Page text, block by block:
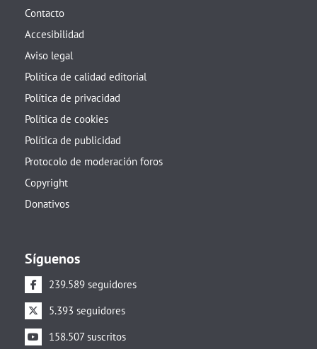
Contacto
Accesibilidad
Aviso legal
Política de calidad editorial
Política de privacidad
Política de cookies
Política de publicidad
Protocolo de moderación foros
Copyright
Donativos
Síguenos
239.589 seguidores
5.393 seguidores
158.507 suscritos